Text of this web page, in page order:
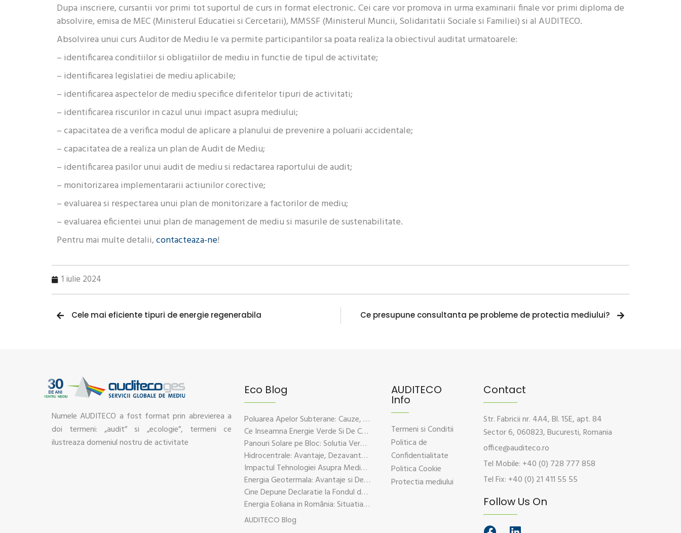
Dupa inscriere, cursantii vor primi tot suportul de curs in format electronic. Cei care vor promova in urma examinarii finale vor primi diploma de
absolvire, emisa de MEC (Ministerul Educatiei si Cercetarii), MMSSF (Ministerul Muncii, Solidaritatii Sociale si Familiei) si al AUDITECO.
Absolvirea unui curs Auditor de Mediu le va permite participantilor sa poata realiza la obiectivul auditat urmatoarele:
– identificarea conditiilor si obligatiilor de mediu in functie de tipul de activitate;
– identificarea legislatiei de mediu aplicabile;
– identificarea aspectelor de mediu specifice diferitelor tipuri de activitati;
– identificarea riscurilor in cazul unui impact asupra mediului;
– capacitatea de a verifica modul de aplicare a planului de prevenire a poluarii accidentale;
– capacitatea de a realiza un plan de Audit de Mediu;
– identificarea pasilor unui audit de mediu si redactarea raportului de audit;
– monitorizarea implementararii actiunilor corective;
– evaluarea si respectarea unui plan de monitorizare a factorilor de mediu;
– evaluarea eficientei unui plan de management de mediu si masurile de sustenabilitate.
Pentru mai multe detalii,contacteaza-ne!
1 iulie 2024
Cele mai eficiente tipuri de energie regenerabila Ce presupune consultanta pe probleme de protectia mediului?
Numele AUDITECO a fost format prin abrevierea a
doi termeni: „audit” si „ecologie”, termeni ce
ilustreaza domeniul nostru de activitate
Eco Blog
Poluarea Apelor Subterane: Cauze, Efecte Si Solutii De Prevenire
Ce Inseamna Energie Verde Si De Ce Este Esentiala Pentru Viitorul Planetei
Panouri Solare pe Bloc: Solutia Verde Pentru Energie Durabila
Hidrocentrale: Avantaje, Dezavantaje si Impactul Asupra Mediului
Impactul Tehnologiei Asupra Mediului – Provocari si Solutii Sustenabile
Energia Geotermala: Avantaje si Dezavantaje Explicate pe Intelesul Tuturor
Cine Depune Declaratie la Fondul de Mediu?
Energia Eoliana in România: Situatia Actuala, Provocari si Oportunitati
AUDITECO Blog
AUDITECO
Info
Termeni si Conditii
Politica de
Confidentialitate
Politica Cookie
Protectia mediului
Contact
Str. Fabricii nr. 4A4, Bl. 15E, apt. 84
Sector 6, 060823, Bucuresti, Romania
office@auditeco.ro
Tel Mobile: +40 (0) 728 777 858
Tel Fix: +40 (0) 21 411 55 55
Follow Us On